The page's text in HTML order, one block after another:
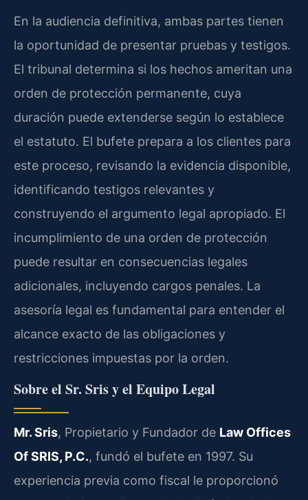
En la audiencia definitiva, ambas partes tienen
la oportunidad de presentar pruebas y testigos.
El tribunal determina si los hechos ameritan una
orden de protección permanente, cuya
duración puede extenderse según lo establece
el estatuto. El bufete prepara a los clientes para
este proceso, revisando la evidencia disponible,
identificando testigos relevantes y
construyendo el argumento legal apropiado. El
incumplimiento de una orden de protección
puede resultar en consecuencias legales
adicionales, incluyendo cargos penales. La
asesoría legal es fundamental para entender el
alcance exacto de las obligaciones y
restricciones impuestas por la orden.
Sobre el Sr. Sris y el Equipo Legal
Mr. Sris, Propietario y Fundador de Law Offices
Of SRIS, P.C., fundó el bufete en 1997. Su
experiencia previa como fiscal le proporcionó